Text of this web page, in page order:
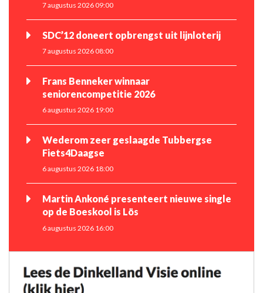
7 augustus 2026 09:00
SDC’12 doneert opbrengst uit lijnloterij
7 augustus 2026 08:00
Frans Benneker winnaar
seniorencompetitie 2026
6 augustus 2026 19:00
Wederom zeer geslaagde Tubbergse
Fiets4Daagse
6 augustus 2026 18:00
Martin Ankoné presenteert nieuwe single
op de Boeskool is Lös
6 augustus 2026 16:00